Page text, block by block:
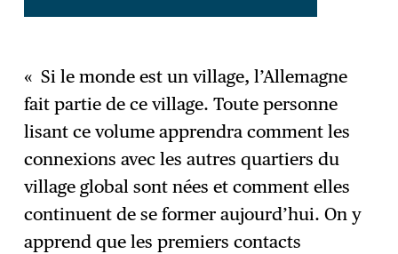
« Si le monde est un village, l’Allemagne
fait partie de ce village. Toute personne
lisant ce volume apprendra comment les
connexions avec les autres quartiers du
village global sont nées et comment elles
continuent de se former aujourd’hui. On y
apprend que les premiers contacts